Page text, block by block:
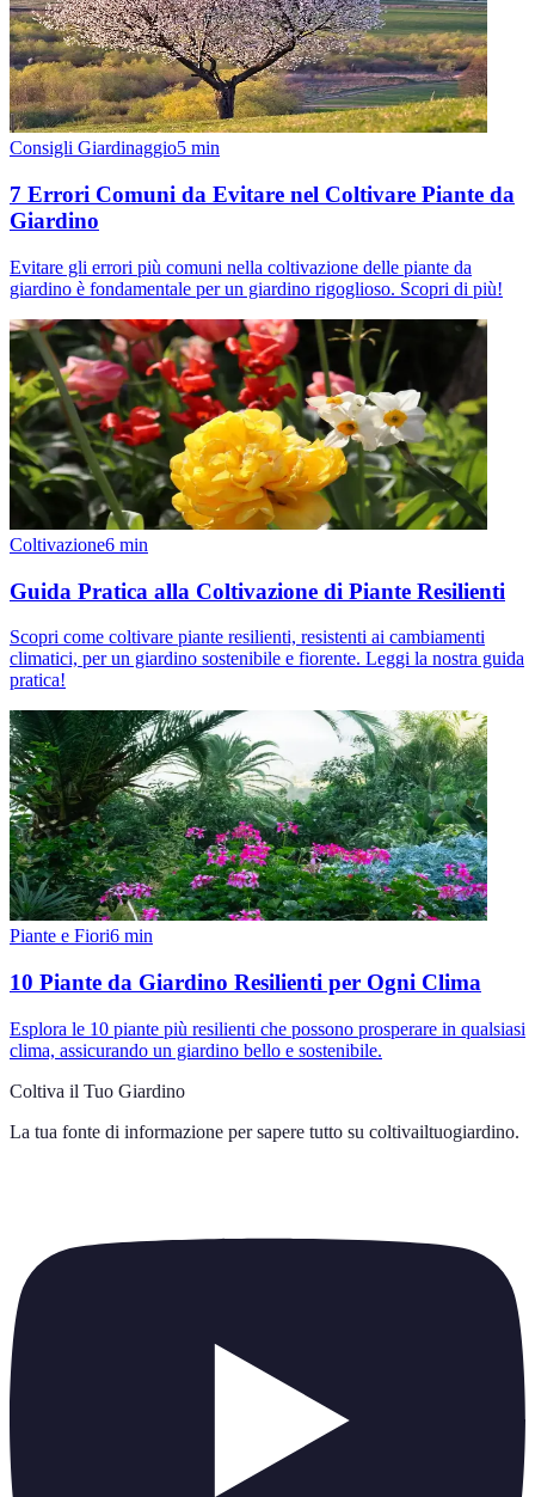
Consigli Giardinaggio5 min
7 Errori Comuni da Evitare nel Coltivare Piante da
Giardino
Evitare gli errori più comuni nella coltivazione delle piante da
giardino è fondamentale per un giardino rigoglioso. Scopri di più!
Coltivazione6 min
Guida Pratica alla Coltivazione di Piante Resilienti
Scopri come coltivare piante resilienti, resistenti ai cambiamenti
climatici, per un giardino sostenibile e fiorente. Leggi la nostra guida
pratica!
Piante e Fiori6 min
10 Piante da Giardino Resilienti per Ogni Clima
Esplora le 10 piante più resilienti che possono prosperare in qualsiasi
clima, assicurando un giardino bello e sostenibile.
Coltiva il Tuo Giardino
La tua fonte di informazione per sapere tutto su coltivailtuogiardino.